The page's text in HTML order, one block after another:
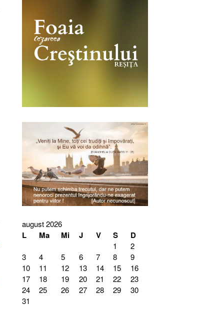
august 2026
L Ma Mi J V S D
1
2
3
4 5 6 7 8
9
10
11 12 13 14 15
16
17
18 19 20 21 22
23
24
25 26 27 28 29
30
31